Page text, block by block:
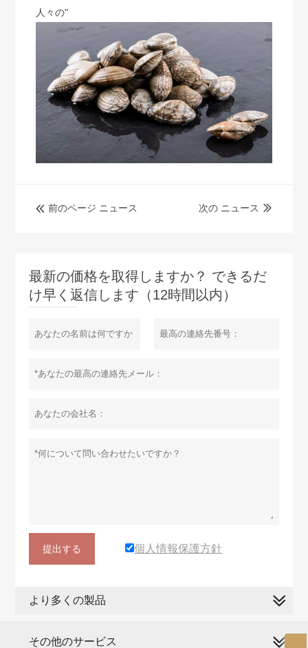
人々の"
 前のページ ニュース 
次の ニュース
最新の価格を取得しますか？ できるだ
け早く返信します（12時間以内）
提出する 個人情報保護方針
より多くの製品
その他のサービス